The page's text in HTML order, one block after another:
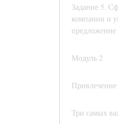
Задание 5.
компании и
предложение
Модуль 2
Три самых